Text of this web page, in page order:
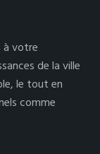
votre
de la ville
le tout en
comme